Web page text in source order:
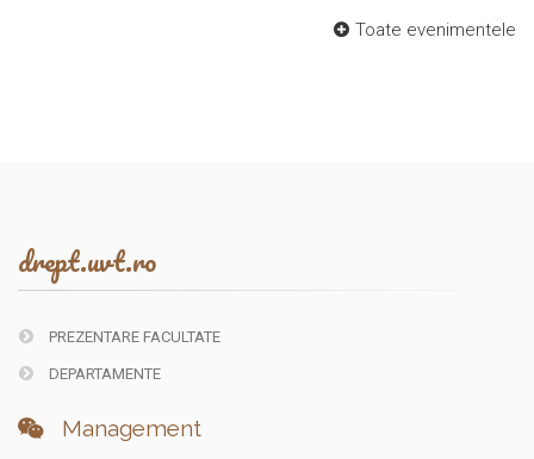
Toate evenimentele
drept.uvt.ro
PREZENTARE FACULTATE
DEPARTAMENTE
Management